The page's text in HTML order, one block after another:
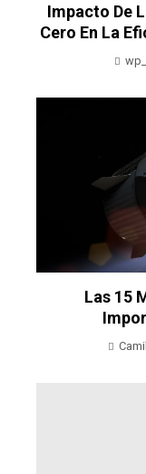
Impacto De
Cero En La
Las 15